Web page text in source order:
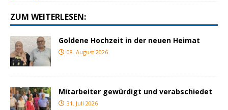
ZUM WEITERLESEN:
Goldene Hochzeit in der neuen Heimat
08. August 2026
Mitarbeiter gewürdigt und verabschiedet
31. Juli 2026